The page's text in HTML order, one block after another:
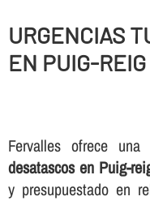
URGENCIAS
EN PUIG-REIG
Fervalles ofrece
desatascos en Puig-
y presupuestado en